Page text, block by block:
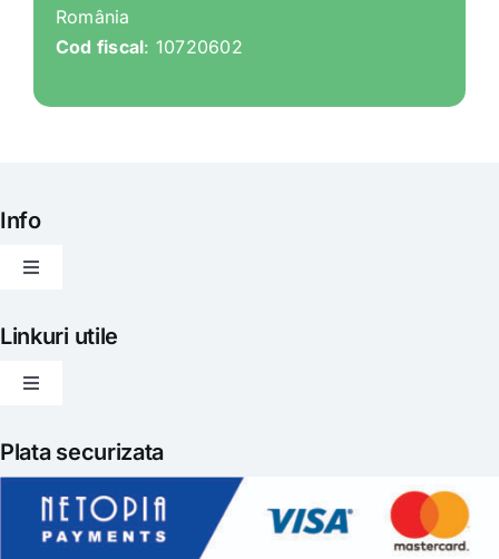
România
Cod fiscal: 10720602
Info
Toggle
Articole
Gatit creativ
Iubim fructele
Linkuri utile
Toggle
Politica de livrare
Politica de retur
Plata securizata